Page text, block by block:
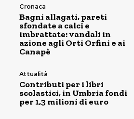
Cronaca
Bagni allagati, pareti
sfondate a calci e
imbrattate: vandali in
azione agli Orti Orfini e ai
Canapè
Attualità
Contributi per i libri
scolastici, in Umbria fondi
per 1,3 milioni di euro